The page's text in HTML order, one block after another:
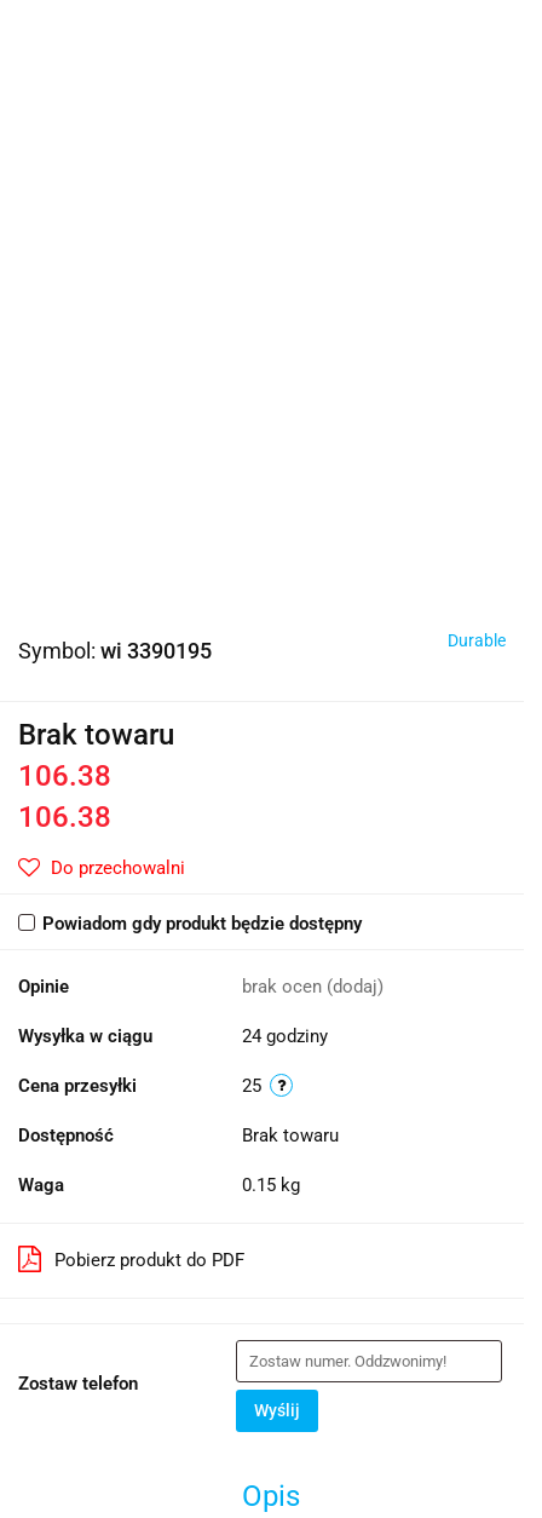
Symbol: wi 3390195 Durable
Brak towaru
106.38
106.38
Do przechowalni
Powiadom gdy produkt będzie dostępny
Opinie brak ocen (dodaj)
Wysyłka w ciągu 24 godziny
Cena przesyłki 25
Dostępność Brak towaru
Waga 0.15 kg
Pobierz produkt do PDF
Zostaw telefon
Wyślij
Opis